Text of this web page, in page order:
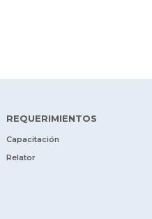
REQUERIMIENTOS
Capacitación
Relator